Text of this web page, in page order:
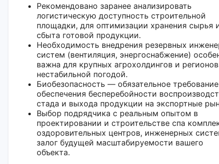
Рекомендовано заранее анализировать
логистическую доступность строительной
площадки, для оптимизации хранения сырья
сбыта готовой продукции.
Необходимость внедрения резервных
систем (вентиляция, энергоснабжение)
важна для крупных агрохолдингов и
нестабильной погодой.
Биобезопасность — обязательное
обеспечения бесперебойности
стада и выхода продукции на экспортные
Выбор подрядчика с реальным опытом в
проектировании и строительстве спа
оздоровительных центров, инженерных
залог будущей масштабируемости вашего
объекта.